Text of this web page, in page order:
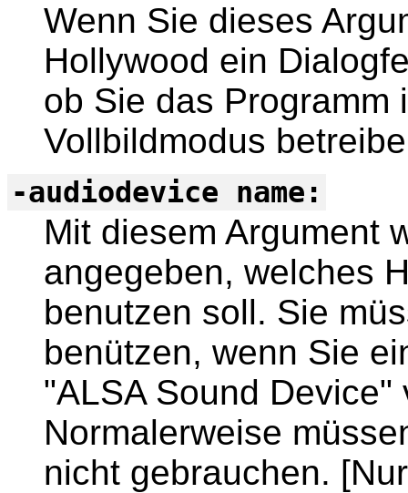
Wenn Sie dieses
Hollywood ein
ob Sie das Programm
Vollbildmodus
-audiodevice name:
Mit diesem Argument
angegeben, welches
benutzen soll. Sie
benützen, wenn Sie
"ALSA Sound
Normalerweise
nicht gebrauchen.